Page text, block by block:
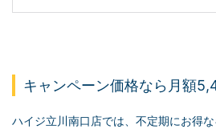
キャンペーン価格なら月額
ハイジ立川南口店では、不定期にお得